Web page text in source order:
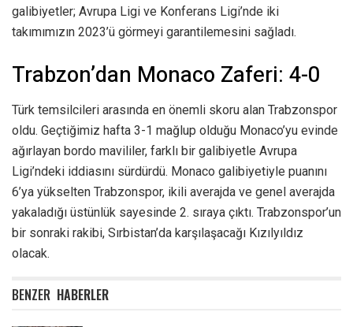
galibiyetler; Avrupa Ligi ve Konferans Ligi’nde iki
takımımızın 2023’ü görmeyi garantilemesini sağladı.
Trabzon’dan Monaco Zaferi: 4-0
Türk temsilcileri arasında en önemli skoru alan Trabzonspor
oldu. Geçtiğimiz hafta 3-1 mağlup olduğu Monaco’yu evinde
ağırlayan bordo mavililer, farklı bir galibiyetle Avrupa
Ligi’ndeki iddiasını sürdürdü. Monaco galibiyetiyle puanını
6’ya yükselten Trabzonspor, ikili averajda ve genel averajda
yakaladığı üstünlük sayesinde 2. sıraya çıktı. Trabzonspor’un
bir sonraki rakibi, Sırbistan’da karşılaşacağı Kızılyıldız
olacak.
BENZER HABERLER